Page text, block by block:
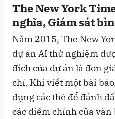
The New York
nghĩa, Giám sát
Năm 2015, The New
dự án AI thử nghiệm
đích của dự án là đơn
chí. Khi viết một bài
dụng các thẻ để đánh
các điểm chính của văn